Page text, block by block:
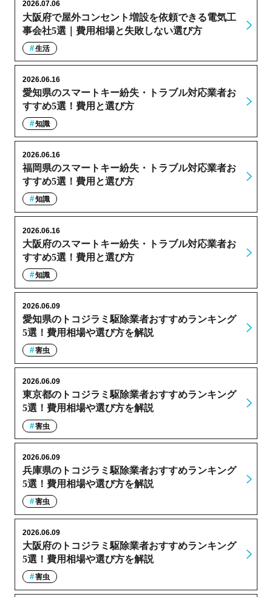
大阪府で屋外コンセント増設を依頼できる電気工
事会社5選｜費用相場と失敗しない選び方
2026.07.06
生活
愛知県のスマートキー紛失・トラブル対応業者お
すすめ5選！費用と選び方
2026.06.16
知識
福岡県のスマートキー紛失・トラブル対応業者お
すすめ5選！費用と選び方
2026.06.16
知識
大阪府のスマートキー紛失・トラブル対応業者お
すすめ5選！費用と選び方
2026.06.16
知識
愛知県のトコジラミ駆除業者おすすめランキング
5選！費用相場や選び方を解説
2026.06.09
害虫
東京都のトコジラミ駆除業者おすすめランキング
5選！費用相場や選び方を解説
2026.06.09
害虫
兵庫県のトコジラミ駆除業者おすすめランキング
5選！費用相場や選び方を解説
2026.06.09
害虫
大阪府のトコジラミ駆除業者おすすめランキング
5選！費用相場や選び方を解説
2026.06.09
害虫